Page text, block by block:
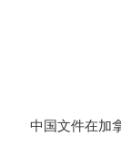
中国文件在加